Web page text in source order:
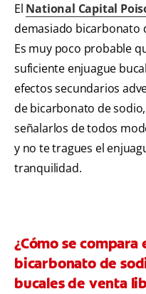
El National Capital
demasiado bicarbonato
Es muy poco probable
suficiente enjuague
efectos secundarios
de bicarbonato de
señalarlos de todos
y no te tragues el
tranquilidad.
¿Cómo se
bicarbonato de
bucales de venta